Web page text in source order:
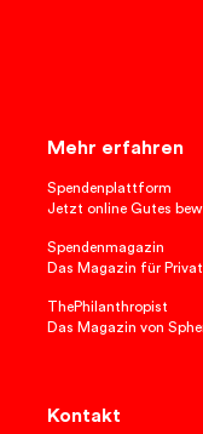
Mehr erfahren
Spendenplattform
Jetzt online Gutes
Spendenmagazin
Das Magazin für
ThePhilanthropist
Das Magazin von
Kontakt